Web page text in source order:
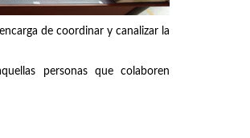
de coordinar y canalizar la
personas que colaboren